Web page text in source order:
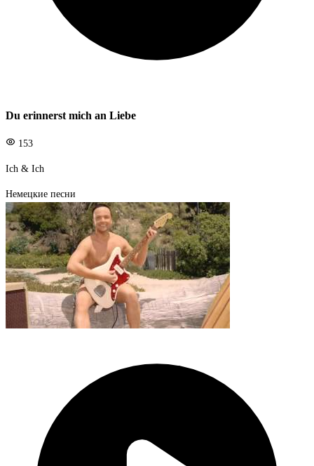
Du erinnerst mich an Liebe
153
Ich & Ich
Немецкие песни